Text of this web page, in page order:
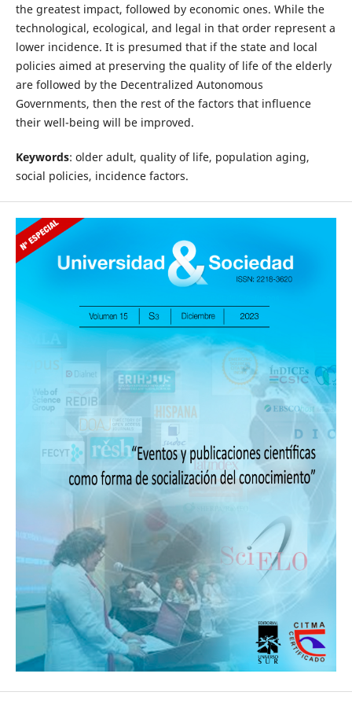
the greatest impact, followed by economic ones. While the
technological, ecological, and legal in that order represent a
lower incidence. It is presumed that if the state and local
policies aimed at preserving the quality of life of the elderly
are followed by the Decentralized Autonomous
Governments, then the rest of the factors that influence
their well-being will be improved.
Keywords: older adult, quality of life, population aging,
social policies, incidence factors.